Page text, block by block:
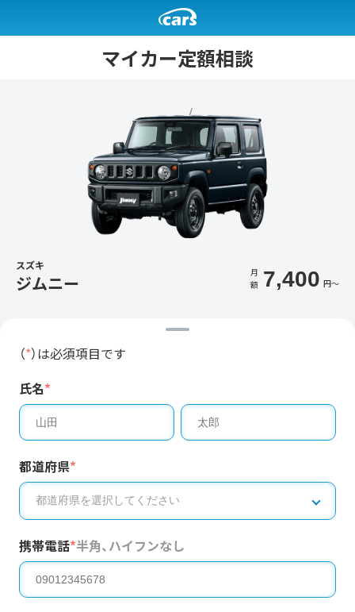
マイカー定額相談
スズキ
ジムニー
月
額 7,400 円〜
（*）は必須項目です
氏名*
都道府県*
携帯電話*半角、ハイフンなし